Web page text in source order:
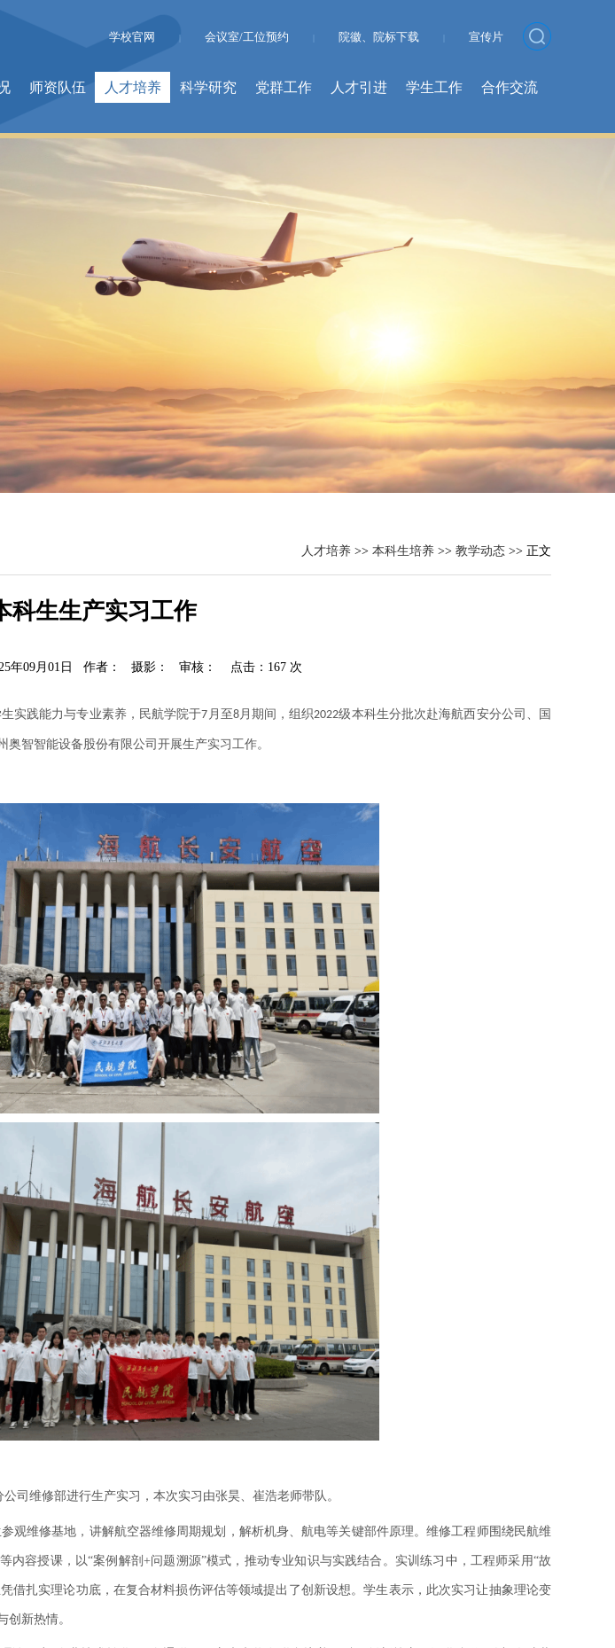
学校官网 | 会议室/工位预约 院徽、院标下载 宣传片
师资队伍 人才培养 科学研究 党群工作 人才引进 学生工作 合作交流
人才培养 >> 本科生培养 >> 教学动态 >> 正文
科生生产实习工作
年09月01日 作者： 摄影： 审核： 点击： 167 次
实践能力与专业素养，民航学院于7 月至8月期间，组织2022级本科生分批次赴海航西安分公司、国
智智能设备股份有限公司开展生产实习工作。
公司维修部进行生产实习，本次实习由张昊 崔浩老师带队。
观维修基地，讲解航空器维修周期规划，解析机身、航电等关键部件原理。维修工程师围绕民航维
内容授课，以“案例解剖+问题溯源”模式，推动专业知识与实践结合。实训练习中，工程师采用“故
借扎实理论功底，在复合材料损伤评估等领域提出了创新设想。学生表示，此次实习让抽象理论变
创新热情。